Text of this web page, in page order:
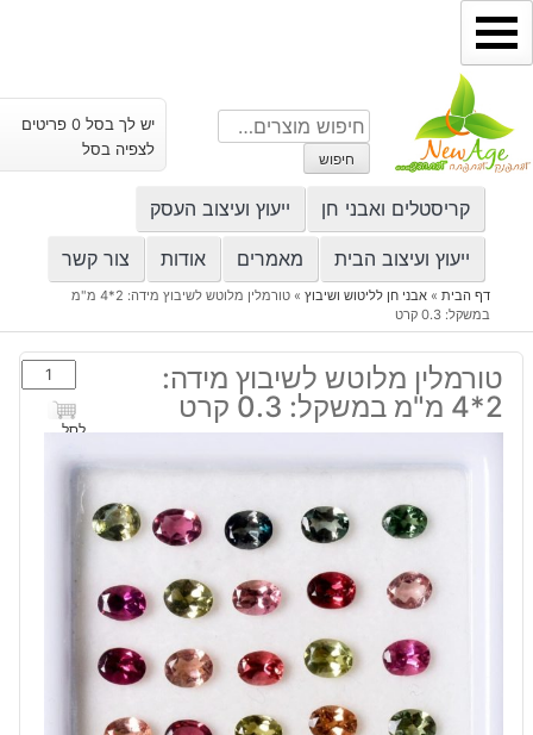
דילוג
לתוכן
חיפוש
עבור:
חיפוש
יש לך בסל 0 פריטים
לצפיה בסל
קריסטלים ואבני חן ייעוץ ועיצוב העסק
ייעוץ ועיצוב הבית מאמרים אודות צור קשר
דף הבית» אבני חן לליטוש ושיבוץ»
טורמלין מלוטש לשיבוץ מידה: 2*4 מ"מ
במשקל: 0.3 קרט
טורמלין מלוטש לשיבוץ מידה:
2*4 מ"מ במשקל: 0.3 קרט
כמות
של
טורמלין
לשיבוץ
לסל